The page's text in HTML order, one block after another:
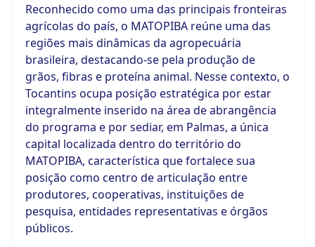
Reconhecido como uma das principais fronteiras
agrícolas do país, o MATOPIBA reúne uma das
regiões mais dinâmicas da agropecuária
brasileira, destacando-se pela produção de
grãos, fibras e proteína animal. Nesse contexto, o
Tocantins ocupa posição estratégica por estar
integralmente inserido na área de abrangência
do programa e por sediar, em Palmas, a única
capital localizada dentro do território do
MATOPIBA, característica que fortalece sua
posição como centro de articulação entre
produtores, cooperativas, instituições de
pesquisa, entidades representativas e órgãos
públicos.